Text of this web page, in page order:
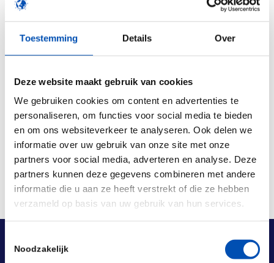
Toestemming Details Over
Deze website maakt gebruik van cookies
We gebruiken cookies om content en advertenties te
personaliseren, om functies voor social media te bieden
en om ons websiteverkeer te analyseren. Ook delen we
informatie over uw gebruik van onze site met onze
partners voor social media, adverteren en analyse. Deze
partners kunnen deze gegevens combineren met andere
informatie die u aan ze heeft verstrekt of die ze hebben
verzameld op basis van uw gebruik van hun services.
Noodzakelijk
gezamenlijk nog beter hard kunnen maken voor
Deel dit stuk